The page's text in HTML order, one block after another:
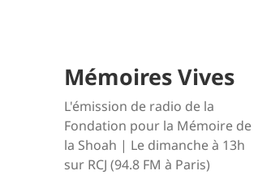
Mémoires Vives
L'émission de radio de la
Fondation pour la Mémoire de
la Shoah | Le dimanche à 13h
sur RCJ (94.8 FM à Paris)